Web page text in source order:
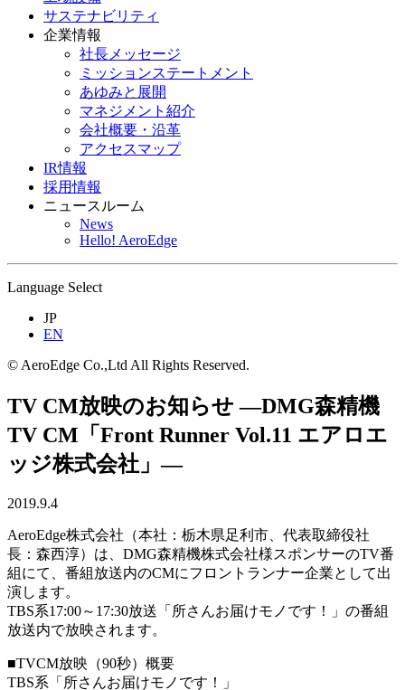
サステナビリティ
企業情報
社長メッセージ
ミッションステートメント
あゆみと展開
マネジメント紹介
会社概要・沿革
アクセスマップ
IR情報
採用情報
ニュースルーム
News
Hello! AeroEdge
Language Select
JP
EN
© AeroEdge Co.,Ltd All Rights Reserved.
TV CM放映のお知らせ ―DMG森精機
TV CM「Front Runner Vol.11 エアロエ
ッジ株式会社」―
2019.9.4
AeroEdge株式会社（本社：栃木県足利市、代表取締役社
長：森西淳）は、DMG森精機株式会社様スポンサーのTV番
組にて、番組放送内のCMにフロントランナー企業として出
演します。
TBS系17:00～17:30放送「所さんお届けモノです！」の番組
放送内で放映されます。
■TVCM放映（90秒）概要
TBS系「所さんお届けモノです！」